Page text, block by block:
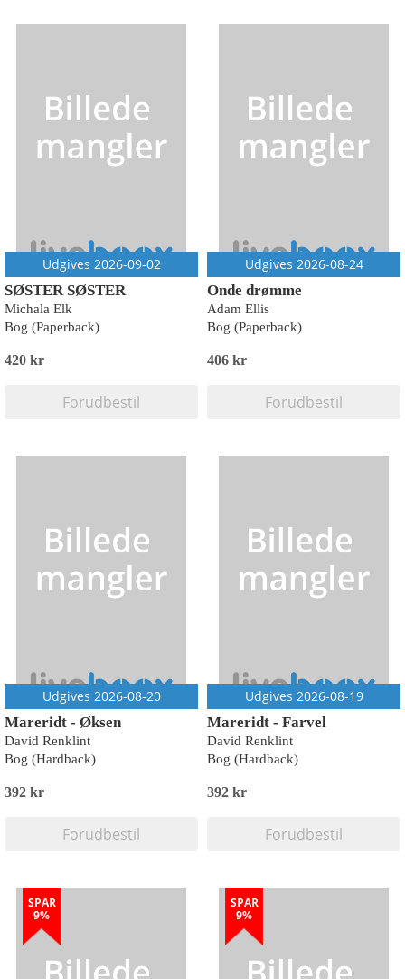
Udgives 2026-09-02
SØSTER SØSTER
Michala Elk
Bog (Paperback)
420 kr
Forudbestil
Udgives 2026-08-24
Onde drømme
Adam Ellis
Bog (Paperback)
406 kr
Forudbestil
Udgives 2026-08-20
Mareridt - Øksen
David Renklint
Bog (Hardback)
392 kr
Forudbestil
Udgives 2026-08-19
Mareridt - Farvel
David Renklint
Bog (Hardback)
392 kr
Forudbestil
SPAR
9%
SPAR
9%